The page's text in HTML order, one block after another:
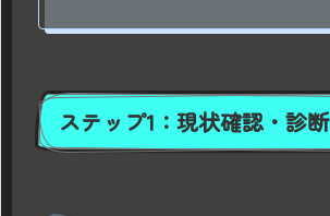
ステップ1：現状確認・診断